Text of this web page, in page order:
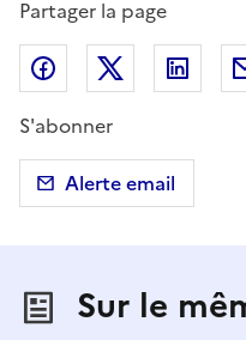
Partager la page
Partager surPartager
S'abonner
Alerte email
Sur le